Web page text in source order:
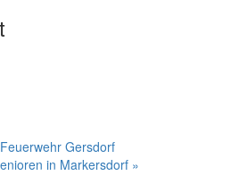
Gersdorf
in Markersdorf »